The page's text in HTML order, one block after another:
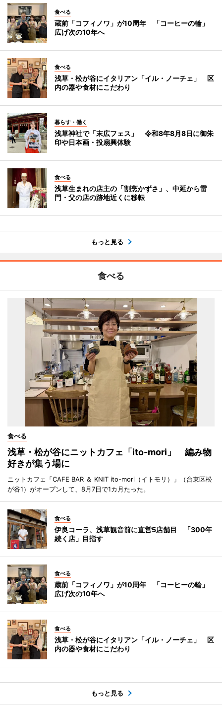
食べる
蔵前「コフィノワ」が10周年 「コーヒーの輪」
広げ次の10年へ
食べる
浅草・松が谷にイタリアン「イル・ノーチェ」 区
内の器や食材にこだわり
暮らす・働く
浅草神社で「末広フェス」 令和8年8月8日に御朱
印や日本画・投扇興体験
食べる
浅草生まれの店主の「割烹かずさ」、中延から雷
門・父の店の跡地近くに移転
もっと見る
食べる
食べる
浅草・松が谷にニットカフェ「ito-mori」 編み物
好きが集う場に
ニットカフェ「CAFE BAR ＆ KNIT ito-mori（イトモリ）」（台東区松
が谷1）がオープンして、8月7日で1カ月たった。
食べる
伊良コーラ、浅草観音前に直営5店舗目 「300年
続く店」目指す
食べる
蔵前「コフィノワ」が10周年 「コーヒーの輪」
広げ次の10年へ
食べる
浅草・松が谷にイタリアン「イル・ノーチェ」 区
内の器や食材にこだわり
もっと見る